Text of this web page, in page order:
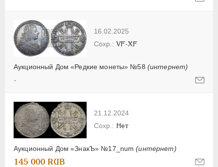
16.02.2025
Аукционный Дом «Редкие монеты» №58 (интернет)
VF-XF
-
21.12.2024
Аукционный Дом «ЗнакЪ» №17_num(интернет)
Нет
145 000 RUB